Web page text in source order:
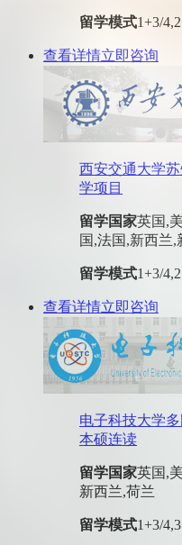
留学模式1+3/
查看详情立即咨询
西安交通大学
学项目
留学国家英国,
国,法国,新西兰,
留学模式1+3/
查看详情立即咨询
电子科技大学
本硕连读
留学国家英国,
新西兰,荷兰
留学模式1+3/